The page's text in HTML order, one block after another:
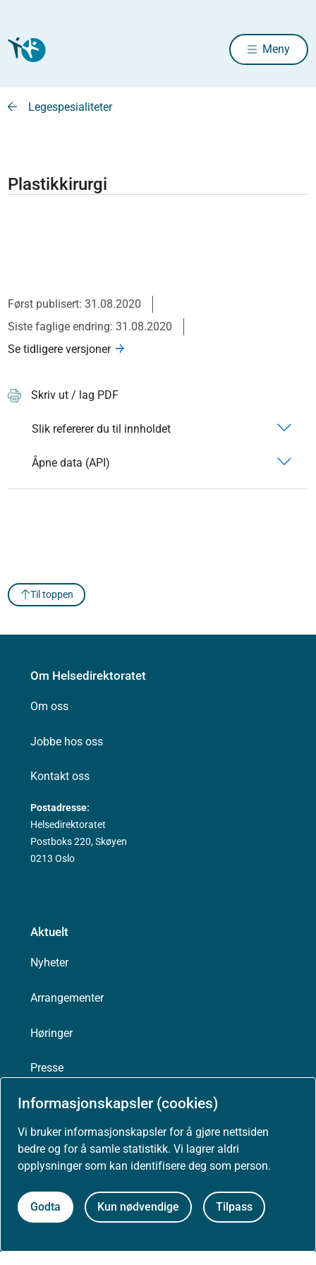
Informasjonskapsler (cookies)
Vi bruker informasjonskapsler for å gjøre nettsiden
bedre og for å samle statistikk. Vi lagrer aldri
opplysninger som kan identifisere deg som person.
Godta Kun nødvendige Tilpass
Meny
Legespesialiteter
Plastikkirurgi
Først publisert: 31.08.2020
Siste faglige endring: 31.08.2020
Se tidligere versjoner
Skriv ut / lag PDF
Slik refererer du til innholdet
Åpne data (API)
Til toppen
Om Helsedirektoratet
Om oss
Jobbe hos oss
Kontakt oss
Postadresse:
Helsedirektoratet
Postboks 220, Skøyen
0213 Oslo
Aktuelt
Nyheter
Arrangementer
Høringer
Presse
Om nettstedet
Personvernerklæring
Tilgjengelighetserklæring (uustatus.no)